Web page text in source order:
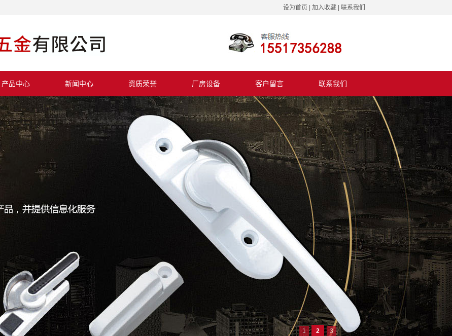
设为首页 加入收藏 联系我们
产品中心 新闻中心 资质荣誉 厂房设备 客户留言 联系我们
1 2 3